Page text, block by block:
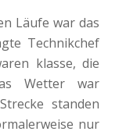
Läufe war das
Technikchef
klasse, die
Wetter war
standen
nur